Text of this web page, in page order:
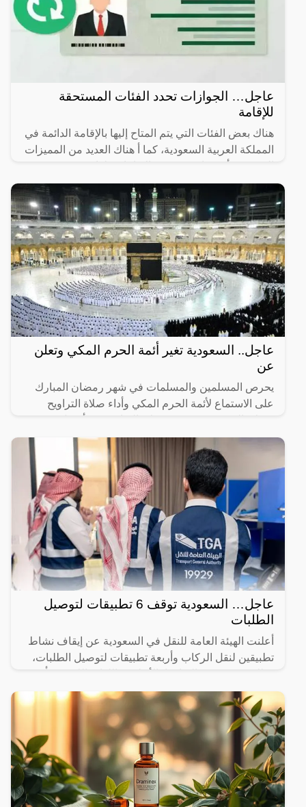
عاجل… الجوازات تحدد الفئات المستحقة
للإقامة
هناك بعض الفئات التي يتم المتاح إليها بالإقامة الدائمة في
المملكة العربية السعودية، كما أ هناك العديد من المميزات
عاجل.. السعودية تغير أئمة الحرم المكي وتعلن
عن
يحرص المسلمين والمسلمات في شهر رمضان المبارك
على الاستماع لأئمة الحرم المكي وأداء صلاة التراويح
العبادات التي
عاجل… السعودية توقف 6 تطبيقات لتوصيل
الطلبات
أعلنت الهيئة العامة للنقل في السعودية عن إيقاف نشاط
تطبيقين لنقل الركاب وأربعة تطبيقات لتوصيل الطلبات،